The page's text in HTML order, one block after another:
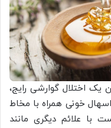
اختلال گوارشی رایج،
خونی همراه با مخاط
با علائم دیگری مانند